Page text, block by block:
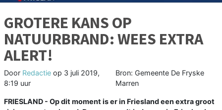
GROTERE KANS OP
NATUURBRAND: WEES EXTRA
ALERT!
Door Redactie op 3 juli 2019,
8:19 uur
Bron: Gemeente De Fryske
Marren
FRIESLAND - Op dit moment is er in Friesland een extra groot